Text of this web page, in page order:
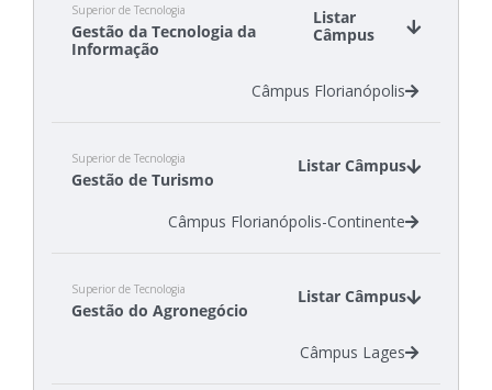
Superior de Tecnologia
Gestão da Tecnologia da
Informação
Listar
Câmpus
Câmpus Florianópolis
Superior de Tecnologia
Gestão de Turismo
Listar Câmpus
Câmpus Florianópolis-Continente
Superior de Tecnologia
Gestão do Agronegócio
Listar Câmpus
Câmpus Lages